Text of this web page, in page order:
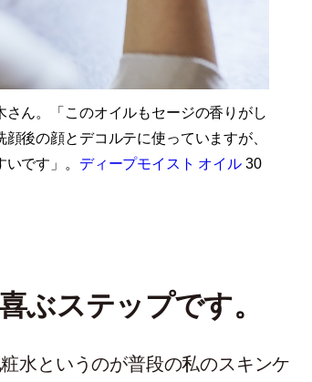
ん。「このオイルもセージの香りがし
後の顔とデコルテに使っていますが、
です」。 ディープモイスト オイル30
ぶステップです。
水というのが普段の私のスキンケ